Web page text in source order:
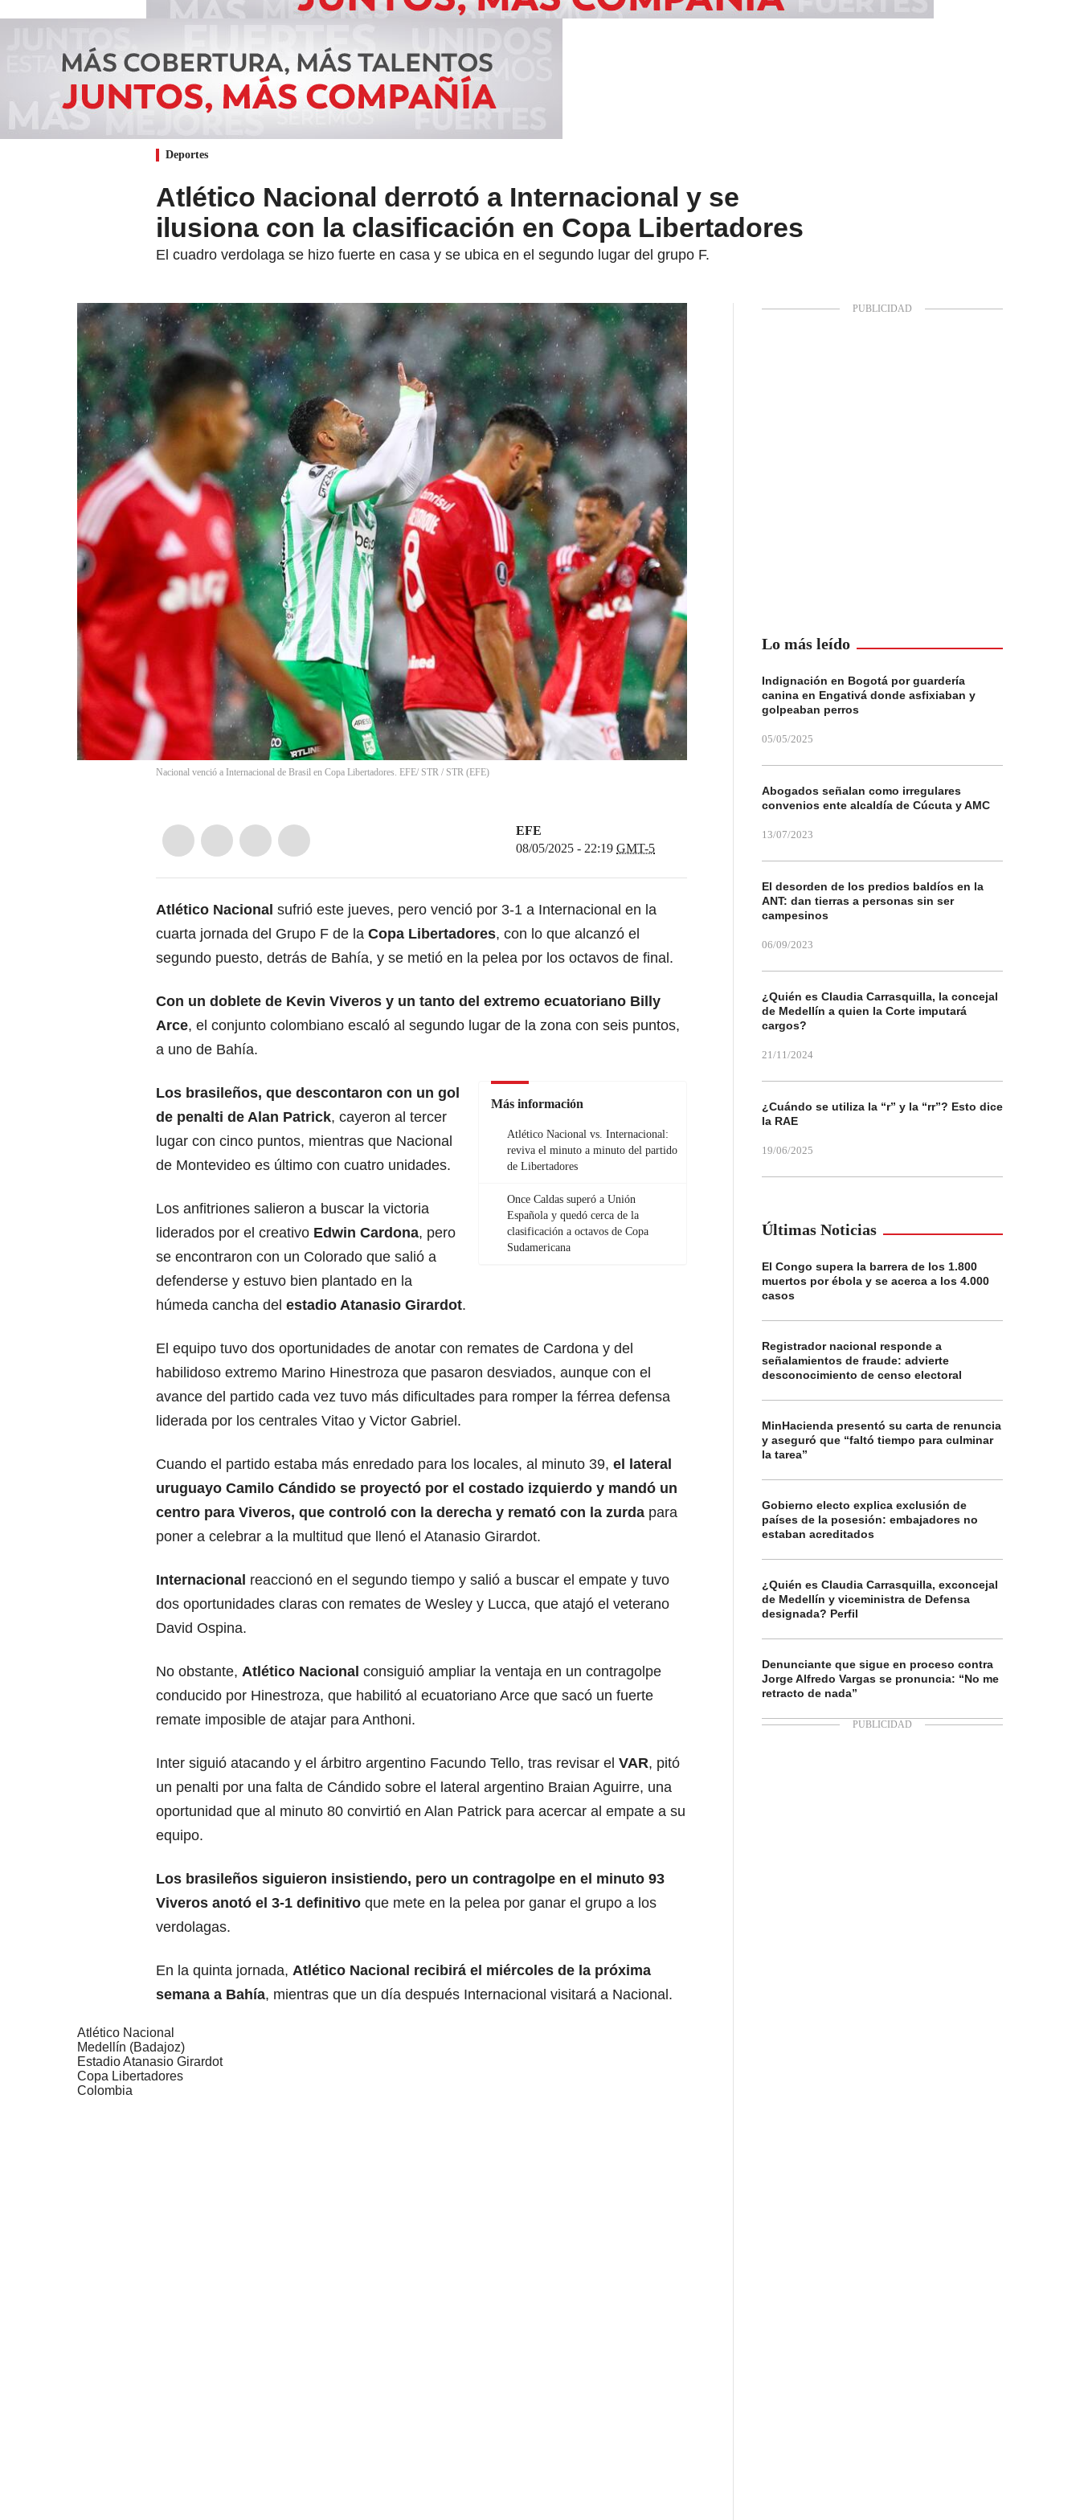
Deportes
Atlético Nacional derrotó a Internacional y se
ilusiona con la clasificación en Copa Libertadores
El cuadro verdolaga se hizo fuerte en casa y se ubica en el segundo lugar del grupo F.
Nacional venció a Internacional de Brasil en Copa Libertadores. EFE/ STR / STR (EFE)
EFE
08/05/2025 - 22:19 GMT-5
Atlético Nacional sufrió este jueves, pero venció por 3-1 a Internacional en la
cuarta jornada del Grupo F de la Copa Libertadores, con lo que alcanzó el
segundo puesto, detrás de Bahía, y se metió en la pelea por los octavos de final.
Con un doblete de Kevin Viveros y un tanto del extremo ecuatoriano Billy
Arce, el conjunto colombiano escaló al segundo lugar de la zona con seis puntos,
a uno de Bahía.
Más información
Atlético Nacional vs. Internacional:
reviva el minuto a minuto del partido
de Libertadores
Once Caldas superó a Unión
Española y quedó cerca de la
clasificación a octavos de Copa
Sudamericana
Los brasileños, que descontaron con un gol
de penalti de Alan Patrick, cayeron al tercer
lugar con cinco puntos, mientras que Nacional
de Montevideo es último con cuatro unidades.
Los anfitriones salieron a buscar la victoria
liderados por el creativo Edwin Cardona, pero
se encontraron con un Colorado que salió a
defenderse y estuvo bien plantado en la
húmeda cancha del estadio Atanasio Girardot.
El equipo tuvo dos oportunidades de anotar con remates de Cardona y del
habilidoso extremo Marino Hinestroza que pasaron desviados, aunque con el
avance del partido cada vez tuvo más dificultades para romper la férrea defensa
liderada por los centrales Vitao y Victor Gabriel.
Cuando el partido estaba más enredado para los locales, al minuto 39, el lateral
uruguayo Camilo Cándido se proyectó por el costado izquierdo y mandó un
centro para Viveros, que controló con la derecha y remató con la zurda para
poner a celebrar a la multitud que llenó el Atanasio Girardot.
Internacional reaccionó en el segundo tiempo y salió a buscar el empate y tuvo
dos oportunidades claras con remates de Wesley y Lucca, que atajó el veterano
David Ospina.
No obstante, Atlético Nacional consiguió ampliar la ventaja en un contragolpe
conducido por Hinestroza, que habilitó al ecuatoriano Arce que sacó un fuerte
remate imposible de atajar para Anthoni.
Inter siguió atacando y el árbitro argentino Facundo Tello, tras revisar el VAR, pitó
un penalti por una falta de Cándido sobre el lateral argentino Braian Aguirre, una
oportunidad que al minuto 80 convirtió en Alan Patrick para acercar al empate a su
equipo.
Los brasileños siguieron insistiendo, pero un contragolpe en el minuto 93
Viveros anotó el 3-1 definitivo que mete en la pelea por ganar el grupo a los
verdolagas.
En la quinta jornada, Atlético Nacional recibirá el miércoles de la próxima
semana a Bahía, mientras que un día después Internacional visitará a Nacional.
Atlético Nacional
Medellín (Badajoz)
Estadio Atanasio Girardot
Copa Libertadores
Colombia
Lo más leído
Indignación en Bogotá por guardería
canina en Engativá donde asfixiaban y
golpeaban perros
05/05/2025
Abogados señalan como irregulares
convenios ente alcaldía de Cúcuta y AMC
13/07/2023
El desorden de los predios baldíos en la
ANT: dan tierras a personas sin ser
campesinos
06/09/2023
¿Quién es Claudia Carrasquilla, la concejal
de Medellín a quien la Corte imputará
cargos?
21/11/2024
¿Cuándo se utiliza la “r” y la “rr”? Esto dice
la RAE
19/06/2025
Últimas Noticias
El Congo supera la barrera de los 1.800
muertos por ébola y se acerca a los 4.000
casos
Registrador nacional responde a
señalamientos de fraude: advierte
desconocimiento de censo electoral
MinHacienda presentó su carta de renuncia
y aseguró que “faltó tiempo para culminar
la tarea”
Gobierno electo explica exclusión de
países de la posesión: embajadores no
estaban acreditados
¿Quién es Claudia Carrasquilla, exconcejal
de Medellín y viceministra de Defensa
designada? Perfil
Denunciante que sigue en proceso contra
Jorge Alfredo Vargas se pronuncia: “No me
retracto de nada”